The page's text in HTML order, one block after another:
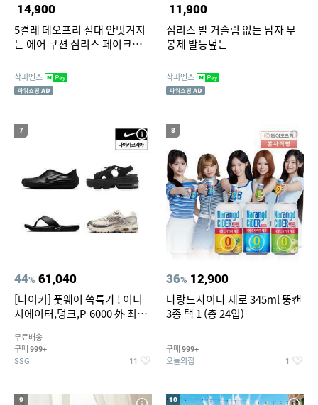
14,900
5켤레 데오프리 절대 안벗겨지
는 에어 쿠션 심리스 페이크삭스
삭피엔스
11,900
심리스 발 거슬림 없는 남자 무
봉제 발등덮는
삭피엔스
7
44% 61,040
[나이키] 풋웨어 쓱특가 ! 이니
시에이터,덩크,P-6000 外 최대
무료배송
구매 999+
SSG 11
8
36% 12,900
나랑드사이다 제로 345ml 뚱캔
3종 택 1 (총 24입)
구매 999+
오늘의집 1
9 10